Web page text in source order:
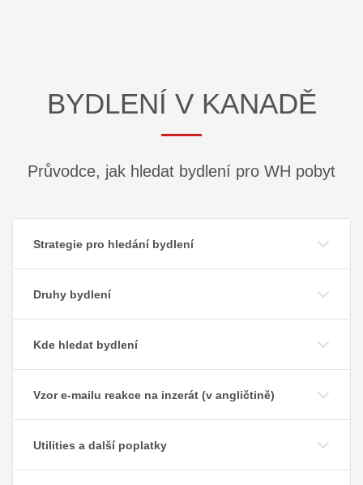
BYDLENÍ V KANADĚ
Průvodce, jak hledat bydlení pro WH pobyt
Strategie pro hledání bydlení
Druhy bydlení
Kde hledat bydlení
Vzor e-mailu reakce na inzerát (v angličtině)
Utilities a další poplatky